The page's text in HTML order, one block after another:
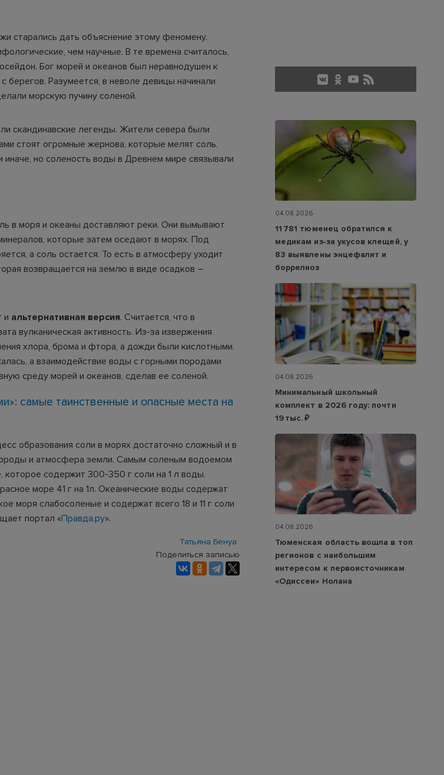
старались дать объяснение этому феномену.
чем научные. В те времена считалось,
Бог морей и океанов был неравнодушен к
Разумеется, в неволе девицы начинали
морскую пучину соленой.
скандинавские легенды. Жители севера были
стоят огромные жернова, которые мелят соль,
но соленость воды в Древнем мире связывали
в моря и океаны доставляют реки. Они вымывают
которые затем оседают в морях. Под
а соль остается. То есть в атмосферу уходит
возвращается на землю в виде осадков –
и альтернативная версия. Считается, что в
вулканическая активность. Из-за извержения
хлора, брома и фтора, а дожди были кислотными.
а взаимодействие воды с горными породами
среду морей и океанов, сделав ее соленой.
самые таинственные и опасные места на
образования соли в морях достаточно сложный и в
и атмосфера земли. Самым соленым водоемом
содержит 300-350 г соли на 1 л воды.
море 41 г на 1л. Океанические воды содержат
моря слабосоленые и содержат всего 18 и 11 г соли
портал «Правда.ру».
Татьяна Бенуа
Поделиться записью
04.08.2026
11 781 тюменец обратился к
медикам из‑за укусов клещей, у
83 выявлены энцефалит и
боррелиоз
04.08.2026
Минимальный школьный
комплект в 2026 году: почти
19 тыс. ₽
04.08.2026
Тюменская область вошла в топ
регионов с наибольшим
интересом к первоисточникам
«Одиссеи» Нолана